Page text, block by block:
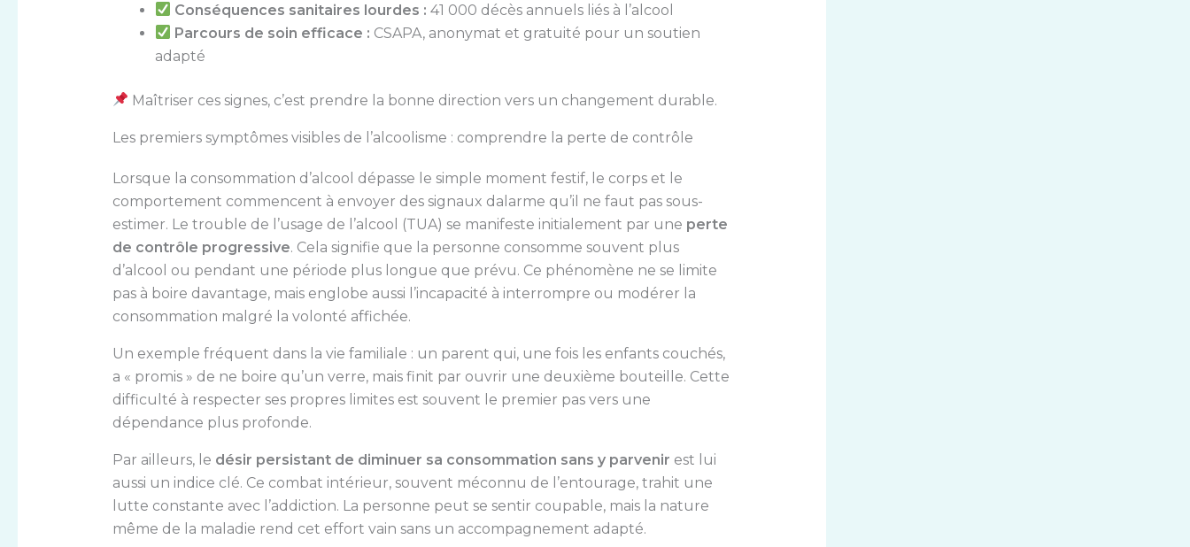
Conséquences sanitaires lourdes : 41 000 décès annuels liés à l’alcool
Parcours de soin efficace : CSAPA, anonymat et gratuité pour un soutien
adapté
Maîtriser ces signes, c’est prendre la bonne direction vers un changement durable.
Les premiers symptômes visibles de l’alcoolisme : comprendre la perte de contrôle
Lorsque la consommation d’alcool dépasse le simple moment festif, le corps et le
comportement commencent à envoyer des signaux dalarme qu’il ne faut pas sous-
estimer. Le trouble de l’usage de l’alcool (TUA) se manifeste initialement par une perte
de contrôle progressive. Cela signifie que la personne consomme souvent plus
d’alcool ou pendant une période plus longue que prévu. Ce phénomène ne se limite
pas à boire davantage, mais englobe aussi l’incapacité à interrompre ou modérer la
consommation malgré la volonté affichée.
Un exemple fréquent dans la vie familiale : un parent qui, une fois les enfants couchés,
a « promis » de ne boire qu’un verre, mais finit par ouvrir une deuxième bouteille. Cette
difficulté à respecter ses propres limites est souvent le premier pas vers une
dépendance plus profonde.
Par ailleurs, le désir persistant de diminuer sa consommation sans y parvenir est lui
aussi un indice clé. Ce combat intérieur, souvent méconnu de l’entourage, trahit une
lutte constante avec l’addiction. La personne peut se sentir coupable, mais la nature
même de la maladie rend cet effort vain sans un accompagnement adapté.